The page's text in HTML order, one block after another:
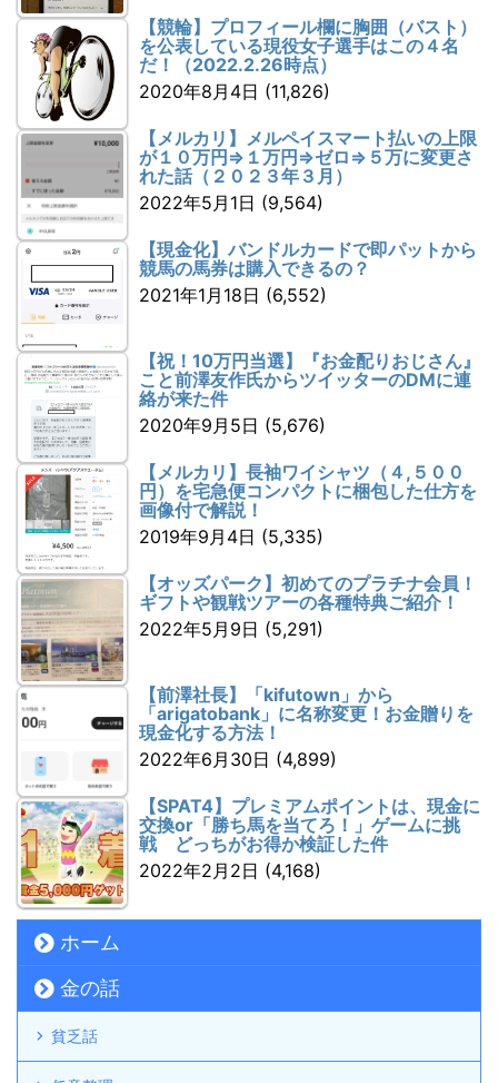
【競輪】プロフィール欄に胸囲（バスト）
を公表している現役女子選手はこの４名
だ！（2022.2.26時点）
2020年8月4日 (11,826)
【メルカリ】メルペイスマート払いの上限
が１０万円⇒１万円⇒ゼロ⇒５万に変更さ
れた話（２０２３年３月）
2022年5月1日 (9,564)
【現金化】バンドルカードで即パットから
競馬の馬券は購入できるの？
2021年1月18日 (6,552)
【祝！10万円当選】『お金配りおじさん』
こと前澤友作氏からツイッターのDMに連
絡が来た件
2020年9月5日 (5,676)
【メルカリ】長袖ワイシャツ（４,５００
円）を宅急便コンパクトに梱包した仕方を
画像付で解説！
2019年9月4日 (5,335)
【オッズパーク】初めてのプラチナ会員！
ギフトや観戦ツアーの各種特典ご紹介！
2022年5月9日 (5,291)
【前澤社長】「kifutown」から
「arigatobank」に名称変更！お金贈りを
現金化する方法！
2022年6月30日 (4,899)
【SPAT4】プレミアムポイントは、現金に
交換or「勝ち馬を当てろ！」ゲームに挑
戦 どっちがお得か検証した件
2022年2月2日 (4,168)
ホーム
金の話
貧乏話